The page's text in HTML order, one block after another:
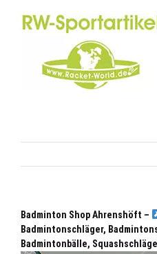
Badminton Shop Ahrenshöft –
Badmintonschläger,
Badmintonbälle,